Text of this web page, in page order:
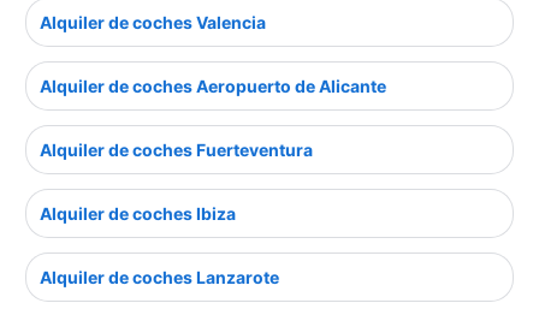
Alquiler de coches Valencia
Alquiler de coches Aeropuerto de Alicante
Alquiler de coches Fuerteventura
Alquiler de coches Ibiza
Alquiler de coches Lanzarote